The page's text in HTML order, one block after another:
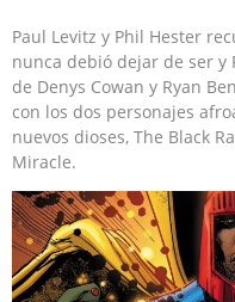
Paul Levitz y Phil Hester
nunca debió dejar de ser y
de Denys Cowan y Ryan
con los dos personajes
nuevos dioses, The Black
Miracle.